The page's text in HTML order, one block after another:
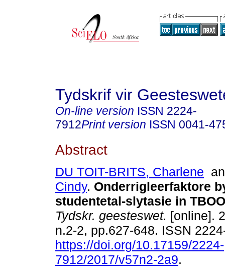
Tydskrif vir
On-line version ISSN 2224-
7912Print version ISSN 0041-
Abstract
DU TOIT-BRITS, Charlene
Cindy. Onderrigleerfaktore
studentetal-slytasie in
Tydskr. geesteswet. [online].
n.2-2, pp.627-648. ISSN
https://doi.org/10.17159/2224-
7912/2017/v57n2-2a9.